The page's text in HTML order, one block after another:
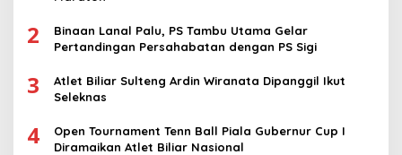
2
Binaan Lanal Palu, PS Tambu Utama Gelar
Pertandingan Persahabatan dengan PS Sigi
3
Atlet Biliar Sulteng Ardin Wiranata Dipanggil Ikut
Seleknas
4
Open Tournament Tenn Ball Piala Gubernur Cup I
Diramaikan Atlet Biliar Nasional